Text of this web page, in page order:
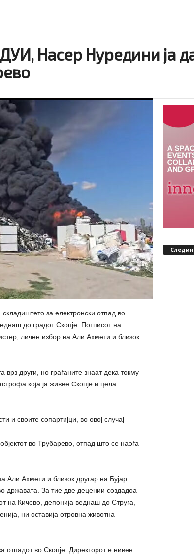
Насер Нуредини ја
за електронски отпад во
до градот Скопје. Потписот на
личен избор на Али Ахмети и близок
други, но граѓаните знаат дека токму
која ја живее Скопје и цела
и своите сопартијци, во овој случај
во Трубарево, отпад што се наоѓа
Али Ахмети и близок другар на Бујар
државата. За тие две децении создадоа
на Кичево, депонија веднаш до Струга,
ни оставија отровна животна
отпадот во Скопје. Директорот е нивен